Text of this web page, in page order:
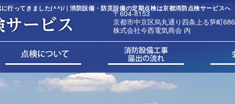
行ってきました(^^)/ | 消防設備・防災設備の定期点検は京都消防点検サービスへ
〒604-8153
京都市中京区烏丸通り四条上る笋町686
株式会社今西電気商会 内